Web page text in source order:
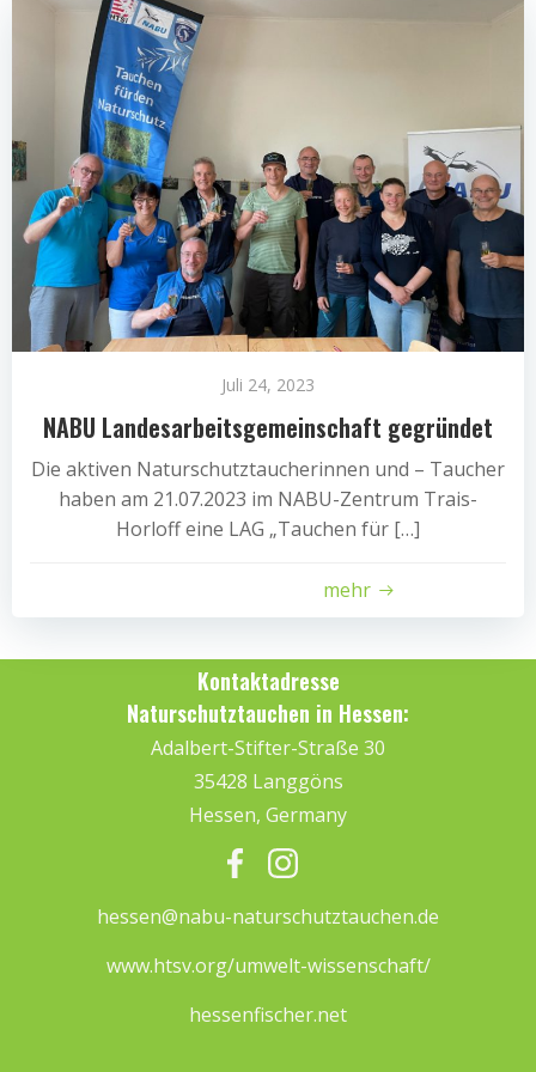
Juli 24, 2023
NABU Landesarbeitsgemeinschaft gegründet
Die aktiven Naturschutztaucherinnen und – Taucher
haben am 21.07.2023 im NABU-Zentrum Trais-
Horloff eine LAG „Tauchen für […]
mehr
Kontaktadresse
Naturschutztauchen in Hessen:
Adalbert-Stifter-Straße 30
35428 Langgöns
Hessen, Germany
hessen@nabu-naturschutztauchen.de
www.htsv.org/umwelt-wissenschaft/
hessenfischer.net